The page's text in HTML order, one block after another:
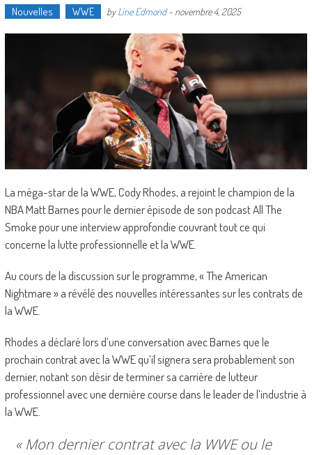
Nouvelles WWE byLine Edmond- novembre 4, 2025
La méga-star de la WWE, Cody Rhodes, a rejoint le champion de la
NBA Matt Barnes pour le dernier épisode de son podcast All The
Smoke pour une interview approfondie couvrant tout ce qui
concerne la lutte professionnelle et la WWE.
Au cours de la discussion sur le programme, « The American
Nightmare » a révélé des nouvelles intéressantes sur les contrats de
la WWE.
Rhodes a déclaré lors d’une conversation avec Barnes que le
prochain contrat avec la WWE qu’il signera sera probablement son
dernier, notant son désir de terminer sa carrière de lutteur
professionnel avec une dernière course dans le leader de l’industrie à
la WWE.
« Mon dernier contrat avec la WWE ou le